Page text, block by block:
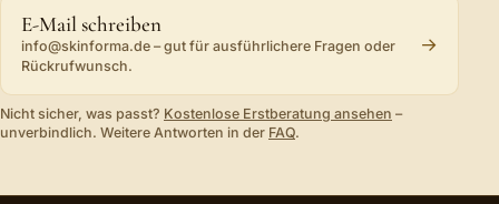
E-Mail schreiben
info@skinforma.de – gut für ausführlichere Fragen oder
Rückrufwunsch.
→
Nicht sicher, was passt? Kostenlose Erstberatung ansehen –
unverbindlich. Weitere Antworten in der FAQ.